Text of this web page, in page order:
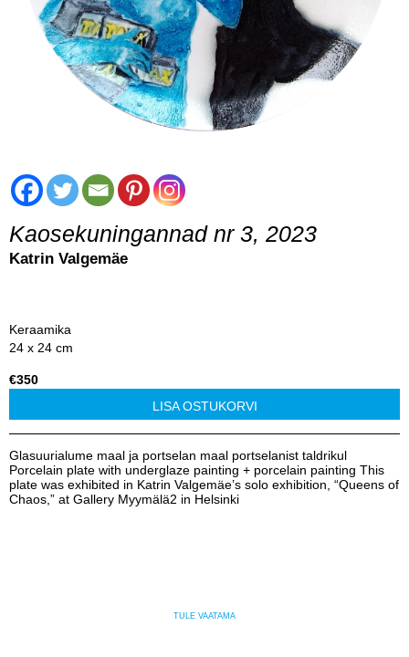
Kaosekuningannad nr 3, 2023
Katrin Valgemäe
Keraamika
24 x 24 cm
€350
LISA OSTUKORVI
Glasuurialume maal ja portselan maal portselanist taldrikul
Porcelain plate with underglaze painting + porcelain painting This
plate was exhibited in Katrin Valgemäe’s solo exhibition, “Queens of
Chaos,” at Gallery Myymälä2 in Helsinki
TULE VAATAMA